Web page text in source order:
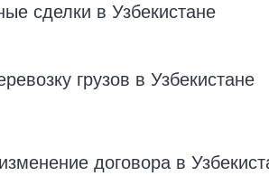
сделки в Узбекистане
грузов в Узбекистане
договора в